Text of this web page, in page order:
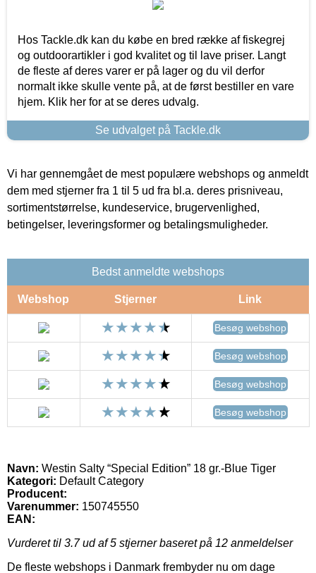
Hos Tackle.dk kan du købe en bred række af fiskegrej
og outdoorartikler i god kvalitet og til lave priser. Langt
de fleste af deres varer er på lager og du vil derfor
normalt ikke skulle vente på, at de først bestiller en vare
hjem. Klik her for at se deres udvalg.
Se udvalget på Tackle.dk
Vi har gennemgået de mest populære webshops og anmeldt
dem med stjerner fra 1 til 5 ud fra bl.a. deres prisniveau,
sortimentstørrelse, kundeservice, brugervenlighed,
betingelser, leveringsformer og betalingsmuligheder.
Bedst anmeldte webshops
Webshop Stjerner Link
Besøg webshop
Besøg webshop
Besøg webshop
Besøg webshop
Navn: Westin Salty “Special Edition” 18 gr.-Blue Tiger
Kategori: Default Category
Producent:
Varenummer: 150745550
EAN:
Vurderet til 3.7ud af 5 stjerner baseret på 12 anmeldelser
De fleste webshops i Danmark frembyder nu om dage